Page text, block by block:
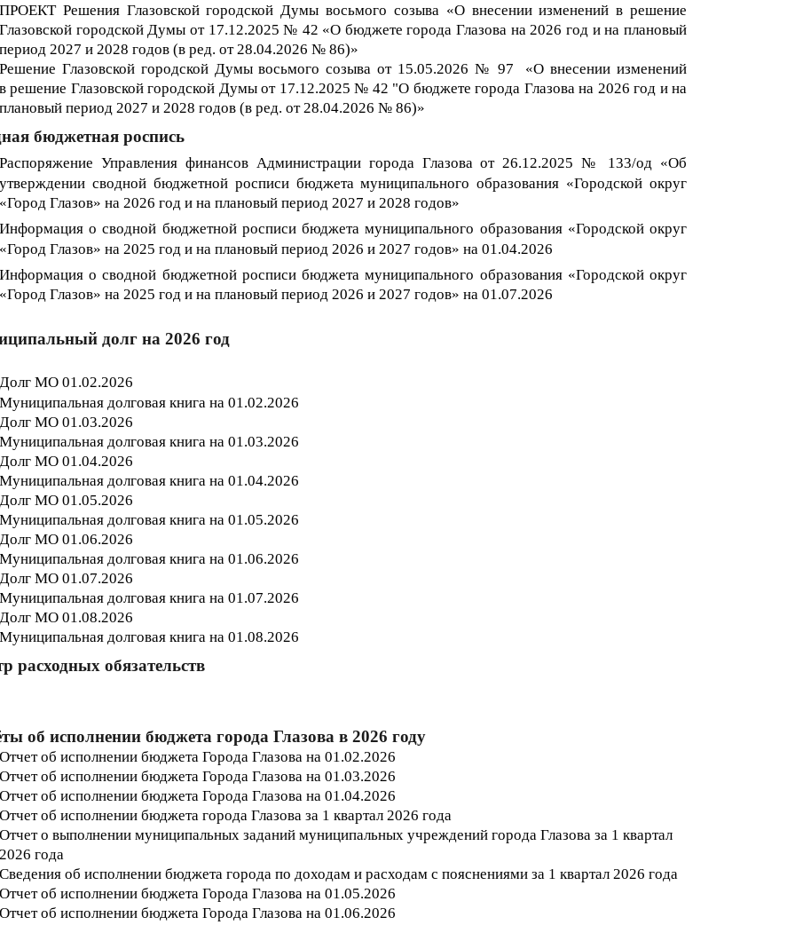
ПРОЕКТ Решения Глазовской городской Думы восьмого созыва «О внесении изменений в решение
Глазовской городской Думы от 17.12.2025 № 42 «О бюджете города Глазова на 2026 год и на плановый
период 2027 и 2028 годов (в ред. от 28.04.2026 № 86)»
Решение Глазовской городской Думы восьмого созыва от 15.05.2026 № 97
«О внесении изменений
врешение Глазовской городской Думы от 17.12.2025 №42 "О бюджете города Глазова на 2026 год и на
плановый период 2027 и 2028 годов (в ред. от 28.04.2026 № 86)»
бюджетная роспись
Распоряжение Управления финансов Администрации города Глазова от26.12.2025 № 133/од «Об
утверждении сводной бюджетной росписи бюджета муниципального образования «Городской округ
«Город Глазов» на 2026 год и на плановый период 2027 и 2028 годов»
Информация осводной бюджетной росписи бюджета муниципального образования «Городской округ
«Город Глазов» на 2025 год и на плановый период 2026 и 2027 годов» на 01.04.2026
Информация осводной бюджетной росписи бюджета муниципального образования «Городской округ
«Город Глазов» на 2025 год и на плановый период 2026 и 2027 годов» на 01.07.2026
долг на 2026 год
Долг МО 01.02.2026
Муниципальная долговая книга на 01.02.2026
Долг МО 01.03.2026
Муниципальная долговая книга на 01.03.2026
Долг МО 01.04.2026
Муниципальная долговая книга на 01.04.2026
Долг МО 01.05.2026
Муниципальная долговая книга на 01.05.2026
Долг МО 01.06.2026
Муниципальная долговая книга на 01.06.2026
Долг МО 01.07.2026
Муниципальная долговая книга на 01.07.2026
Долг МО 01.08.2026
Муниципальная долговая книга на 01.08.2026
расходных обязательств
об исполнении бюджета города Глазова в 2026 году
Отчет об исполнении бюджета Города Глазова на 01.02.2026
Отчет об исполнении бюджета Города Глазова на 01.03.2026
Отчет об исполнении бюджета Города Глазова на 01.04.2026
Отчет об исполнении бюджета города Глазова за 1 квартал 2026 года
Отчет о выполнении муниципальных заданий муниципальных учреждений города Глазова за 1 квартал
2026 года
Сведения об исполнении бюджета города по доходам и расходам с пояснениями за 1 квартал 2026 года
Отчет об исполнении бюджета Города Глазова на 01.05.2026
Отчет об исполнении бюджета Города Глазова на 01.06.2026